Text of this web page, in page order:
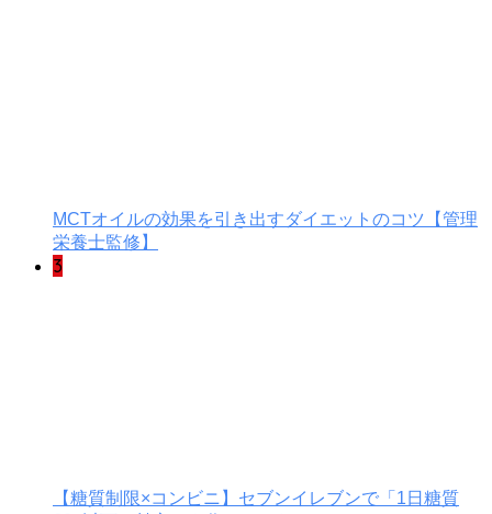
MCTオイルの効果を引き出すダイエットのコツ【管理
栄養士監修】
3
【糖質制限×コンビニ】セブンイレブンで「1日糖質